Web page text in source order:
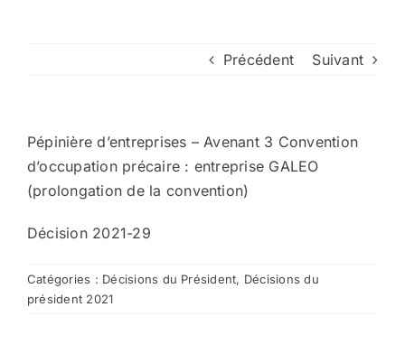
Nous contacter
Précédent Suivant
Pépinière d’entreprises – Avenant 3 Convention
d’occupation précaire : entreprise GALEO
(prolongation de la convention)
Décision 2021-29
Catégories : Décisions du Président, Décisions du
président 2021